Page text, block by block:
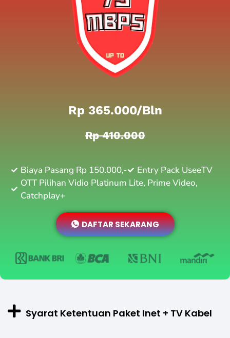
Rp 365.000/bln
Rp 410.000
Biaya Pasang Rp 150.000,-
Entry Pack UseeTV
OTT Pilihan Vidio Platinum Lite, Prime Video,
Catchplay+
DAFTAR SEKARANG
Syarat Ketentuan Paket Inet + TV Kabel